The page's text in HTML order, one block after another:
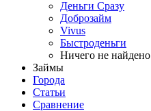
Деньги Сразу
Доброзайм
Vivus
Быстроденьги
Ничего не найдено
Займы
Города
Статьи
Сравнение